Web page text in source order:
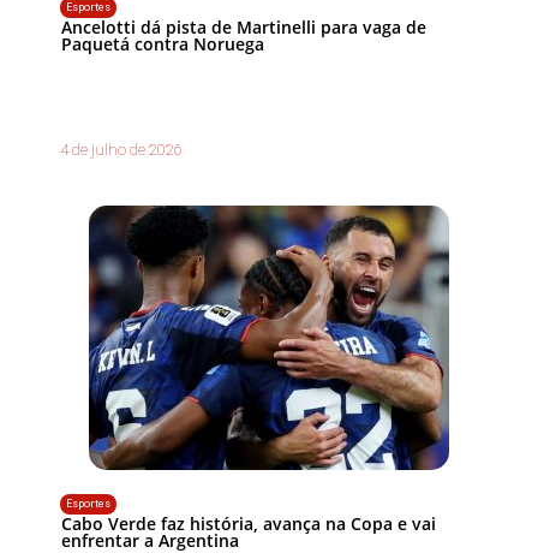
Esportes
Ancelotti dá pista de Martinelli para vaga de
Paquetá contra Noruega
4 de julho de 2026
Esportes
Cabo Verde faz história, avança na Copa e vai
enfrentar a Argentina